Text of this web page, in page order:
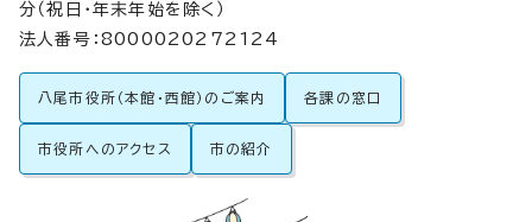
分（祝日・年末年始を除く）
法人番号：8000020272124
八尾市役所（本館・西館）のご案内 各課の窓口
市役所へのアクセス 市の紹介